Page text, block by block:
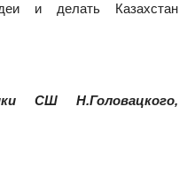
и делать Казахстан
СШ Н.Головацкого,